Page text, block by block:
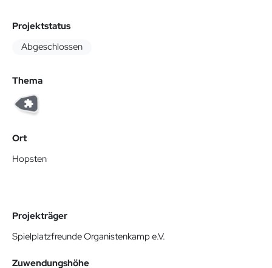
Projektstatus
Abgeschlossen
Thema
Ort
Hopsten
Projekträger
Spielplatzfreunde Organistenkamp e.V.
Zuwendungshöhe